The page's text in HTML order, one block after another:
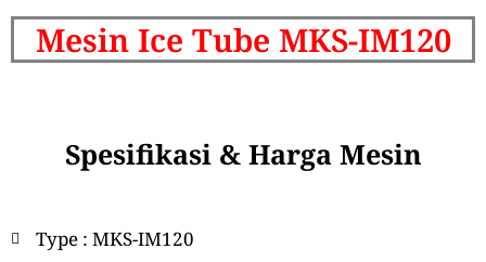
Mesin Ice Tube MKS-IM120
Spesifikasi & Harga Mesin
Type : MKS-IM120